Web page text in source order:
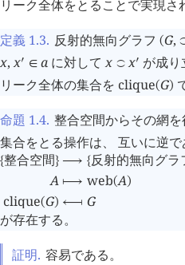
リーク全体をとることで実現さ
定義 1.3. 反射的無向グラフ (G,
x, x󰎘 ∈ a に対してx 󰖬 x󰎘 が成
リーク全体の集合を clique(G)
命題 1.4. 整合空間からその網
集合をとる操作は、 互いに逆
{整合空間} ⟶ {反射的無向グラ
A ⟼ web(A)
clique(G) ⟻ G
が存在する。
証明. 容易である。